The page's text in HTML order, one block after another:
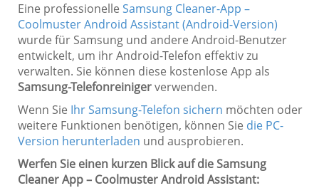
Eine professionelle Samsung Cleaner-App –
Coolmuster Android Assistant (Android-Version)
wurde für Samsung und andere Android-Benutzer
entwickelt, um ihr Android-Telefon effektiv zu
verwalten. Sie können diese kostenlose App als
Samsung-Telefonreinigerverwenden.
Wenn Sie Ihr Samsung-Telefon sichern möchten oder
weitere Funktionen benötigen, können Sie die PC-
Version herunterladen und ausprobieren.
Werfen Sie einen kurzen Blick auf die Samsung
Cleaner App – Coolmuster Android Assistant: